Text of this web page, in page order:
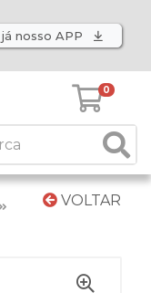
nosso APP
0
VOLTAR